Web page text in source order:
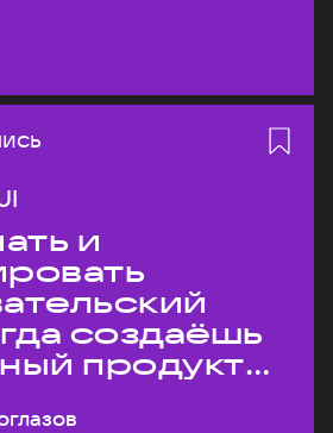
и
создаёшь
продукт